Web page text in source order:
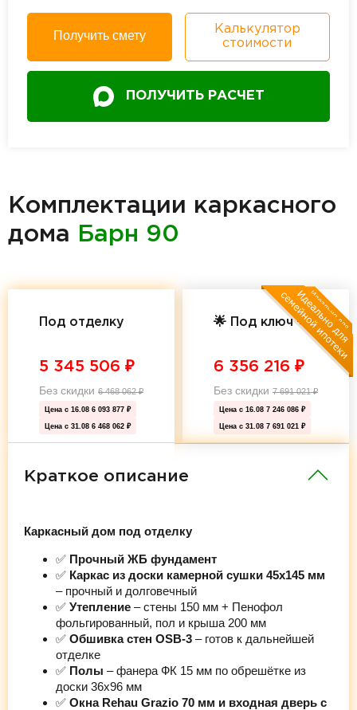
Получить смету
Калькулятор
стоимости
ПОЛУЧИТЬ РАСЧЕТ
Комплектации каркасного
дома
Барн 90
Под отделку
5 345 506 ₽
Без скидки 6 468 062₽
Цена с 16.08 6 093 877 ₽
Цена с 31.08 6 468 062 ₽
🌟 Под ключ 🌟
6 356 216 ₽
Без скидки 7 691 021₽
Цена с 16.08 7 246 086 ₽
Цена с 31.08 7 691 021 ₽
Краткое описание
Каркасный дом под отделку
✅ Прочный ЖБ фундамент
✅ Каркас из доски камерной сушки 45х145 мм
– прочный и долговечный
✅ Утепление – стены 150 мм + Пенофол
фольгированный, пол и крыша 200 мм
✅ Обшивка стен OSB-3 – готов к дальнейшей
отделке
✅ Полы – фанера ФК 15 мм по обрешётке из
доски 36х96 мм
✅ Окна Rehau Grazio 70 мм и входная дверь с